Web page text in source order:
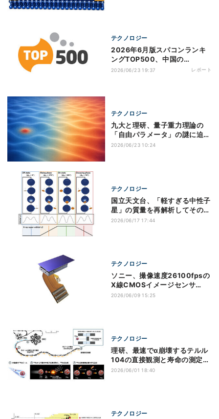
テクノロジー
2026年6月版スパコンランキ
ングTOP500、中国の
「LineShine」が初登場で1位
2026/06/23 19:37 レポート
テクノロジー
九大と理研、量子重力理論の
「自由パラメータ」の謎に迫る
新手法を開発
2026/06/23 10:24
テクノロジー
国立天文台、「軽すぎる中性子
星」の質量を再解析してその謎
を解明
2026/06/17 17:44
テクノロジー
ソニー、撮像速度26100fpsの
X線CMOSイメージセンサ
「IMX711」を商品化 検査・
2026/06/09 15:25
テクノロジー
理研、最速でα崩壊するテルル
104の直接観測と寿命の測定に
世界初成功
2026/06/01 18:40
テクノロジー